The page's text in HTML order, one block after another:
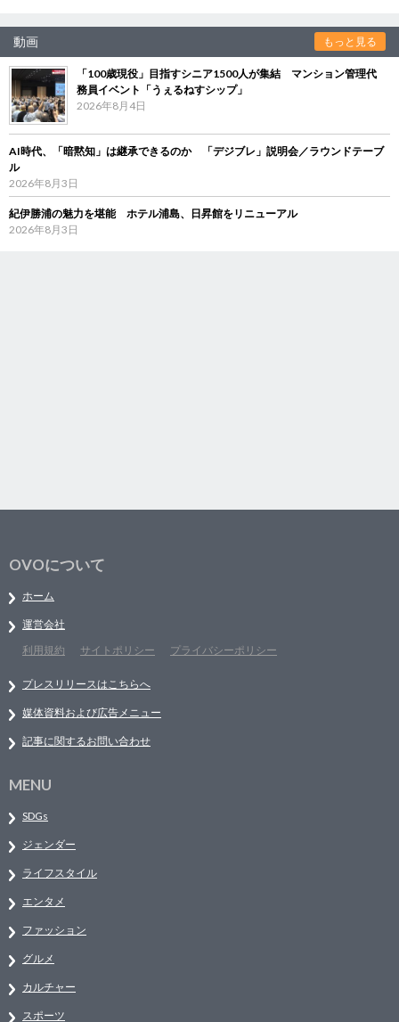
動画 もっと見る
「100歳現役」目指すシニア1500人が集結 マンション管理代
務員イベント「うぇるねすシップ」
2026年8月4日
AI時代、「暗黙知」は継承できるのか 「デジブレ」説明会／ラウンドテーブ
ル
2026年8月3日
紀伊勝浦の魅力を堪能 ホテル浦島、日昇館をリニューアル
2026年8月3日
OVOについて
ホーム
運営会社
利用規約
サイトポリシー プライバシーポリシー
プレスリリースはこちらへ
媒体資料および広告メニュー
記事に関するお問い合わせ
MENU
SDGs
ジェンダー
ライフスタイル
エンタメ
ファッション
グルメ
カルチャー
スポーツ